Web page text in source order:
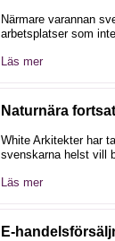
Närmare varannan
arbetsplatser som
Läs mer
Naturnära
White Arkitekter har
svenskarna helst vill
Läs mer
E-